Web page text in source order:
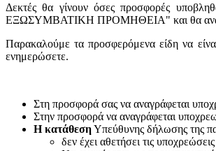
Δεκτές θα γίνουν όσες προσφορές
ΕΞΩΣΥΜΒΑΤΙΚΗ ΠΡΟΜΗΘΕΙΑ" και θα
Παρακαλούμε τα προσφερόμενα είδη να
ενημερώσετε.
Στη προσφορά σας να αναγράφεται
Στην προσφορά να αναγράφεται
Η κατάθεσηΥπεύθυνης δήλωσης της
δεν έχει αθετήσει τις